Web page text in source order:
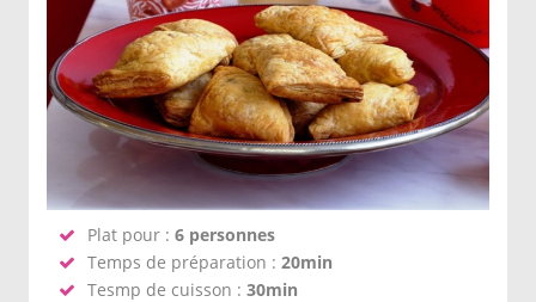
Plat pour : 6 personnes
Temps de préparation : 20min
Tesmp de cuisson : 30min